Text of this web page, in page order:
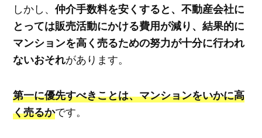
しかし、 仲介手数料を安くすると、不動産会社に
とっては販売活動にかける費用が減り、結果的に
マンションを高く売るための努力が十分に行われ
ないおそれがあります。
第一に優先すべきことは、マンションをいかに高
く売るかです。